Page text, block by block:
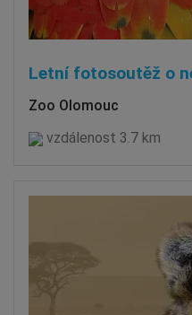
Letní fotosoutěž o
Zoo Olomouc
vzdálenost 3.7 km